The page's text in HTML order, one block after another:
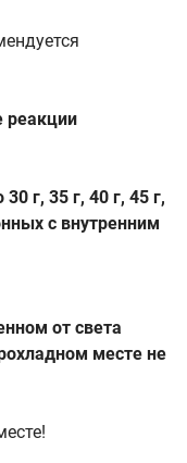
реакции
г, 35 г, 40 г, 45 г,
с внутренним
от света
месте не